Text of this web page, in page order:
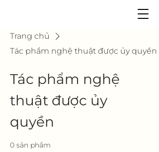
Trang chủ
Tác phẩm nghệ thuật được ủy quyền
Tác phẩm nghệ
thuật được ủy
quyền
0 sản phẩm